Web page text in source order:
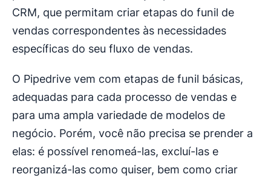
CRM, que permitam criar etapas do funil de
vendas correspondentes às necessidades
específicas do seu fluxo de vendas.
O Pipedrive vem com etapas de funil básicas,
adequadas para cada processo de vendas e
para uma ampla variedade de modelos de
negócio. Porém, você não precisa se prender a
elas: é possível renomeá-las, excluí-las e
reorganizá-las como quiser, bem como criar